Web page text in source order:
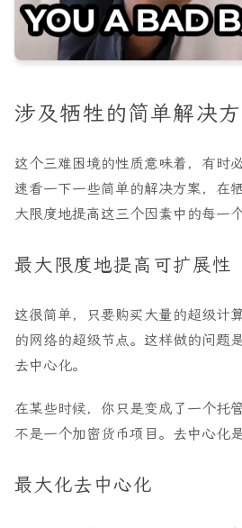
涉及牺牲的简单解决
这个三难困境的性质意味着，有时
速看一下一些简单的解决方案，在
大限度地提高这三个因素中的每一个
最大限度地提高可扩展性
这很简单，只要购买大量的超级计
的网络的超级节点。这样做的问题
去中心化。
在某些时候，你只是变成了一个托
不是一个加密货币项目。去中心化
最大化去中心化